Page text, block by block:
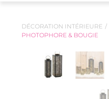
DÉCORATION INTÉRIEURE
PHOTOPHORE & BOUGIE